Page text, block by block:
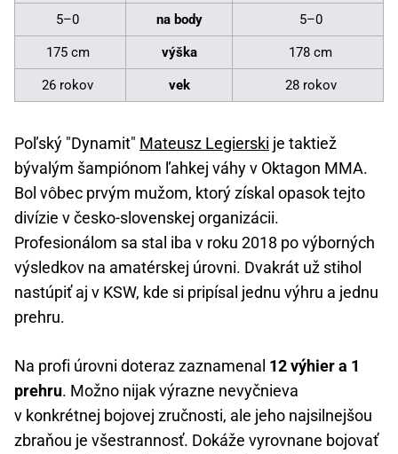
5–0 na body 5–0
175 cm výška 178 cm
26 rokov vek 28 rokov
Poľský "Dynamit" Mateusz Legierski je taktiež
bývalým šampiónom ľahkej váhy v Oktagon MMA.
Bol vôbec prvým mužom, ktorý získal opasok tejto
divízie v česko-slovenskej organizácii.
Profesionálom sa stal iba v roku 2018 po výborných
výsledkov na amatérskej úrovni. Dvakrát už stihol
nastúpiť aj v KSW, kde si pripísal jednu výhru a jednu
prehru.
Na profi úrovni doteraz zaznamenal 12 výhier a 1
prehru. Možno nijak výrazne nevyčnieva
v konkrétnej bojovej zručnosti, ale jeho najsilnejšou
zbraňou je všestrannosť. Dokáže vyrovnane bojovať